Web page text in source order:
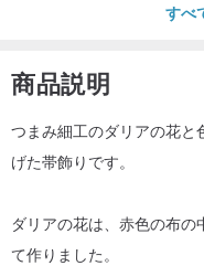
すべ
商品説明
つまみ細工のダリアの花
げた帯飾りです。
ダリアの花は、赤色の布
て作りました。